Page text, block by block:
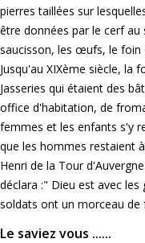
pierres taillées sur
être données par le cerf au
saucisson, les œufs, le foin
Jusqu'au XIXème siècle, la
Jasseries qui étaient des
office d'habitation, de
femmes et les enfants s'y
que les hommes restaient
Henri de la Tour
déclara :" Dieu est avec
soldats ont un morceau de
Le saviez vous ......